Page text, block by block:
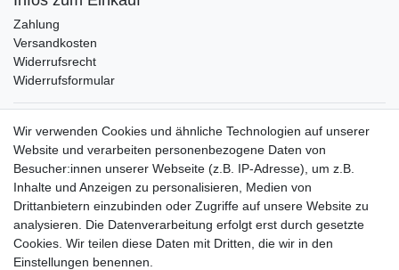
Zahlung
Versandkosten
Widerrufsrecht
Widerrufsformular
Verpackungslizenz
bei der Landbell AG
Zahlungsarten
Vorabüberweisung
Rechnungskauf
Zahlung bei Abholung
PayPal (inkl. Kreditkarten)
Wir verwenden Cookies und ähnliche Technologien auf unserer
Website und verarbeiten personenbezogene Daten von
Besucher:innen unserer Webseite (z.B. IP-Adresse), um z.B.
Inhalte und Anzeigen zu personalisieren, Medien von
Drittanbietern einzubinden oder Zugriffe auf unsere Website zu
analysieren. Die Datenverarbeitung erfolgt erst durch gesetzte
Cookies. Wir teilen diese Daten mit Dritten, die wir in den
Einstellungen benennen.